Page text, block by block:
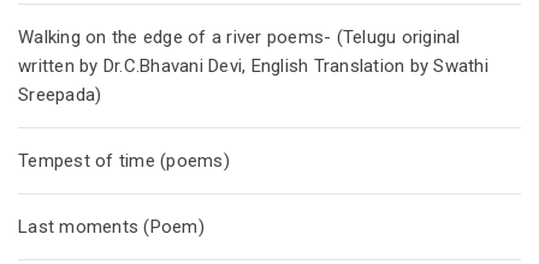
Walking on the edge of a river poems- (Telugu original
written by Dr.C.Bhavani Devi, English Translation by Swathi
Sreepada)
Tempest of time (poems)
Last moments (Poem)